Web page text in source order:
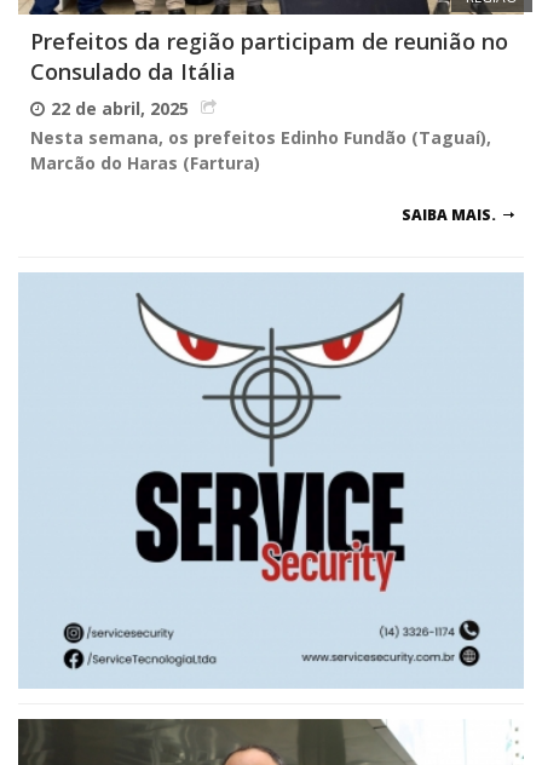
Prefeitos da região participam de reunião no
Consulado da Itália
22 de abril, 2025
Nesta semana, os prefeitos Edinho Fundão (Taguaí),
Marcão do Haras (Fartura)
SAIBA MAIS.